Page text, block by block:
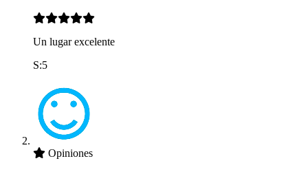
Un lugar excelente
S:5
Opiniones